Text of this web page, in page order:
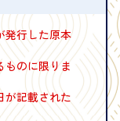
発行した原本
ものに限りま
が記載された